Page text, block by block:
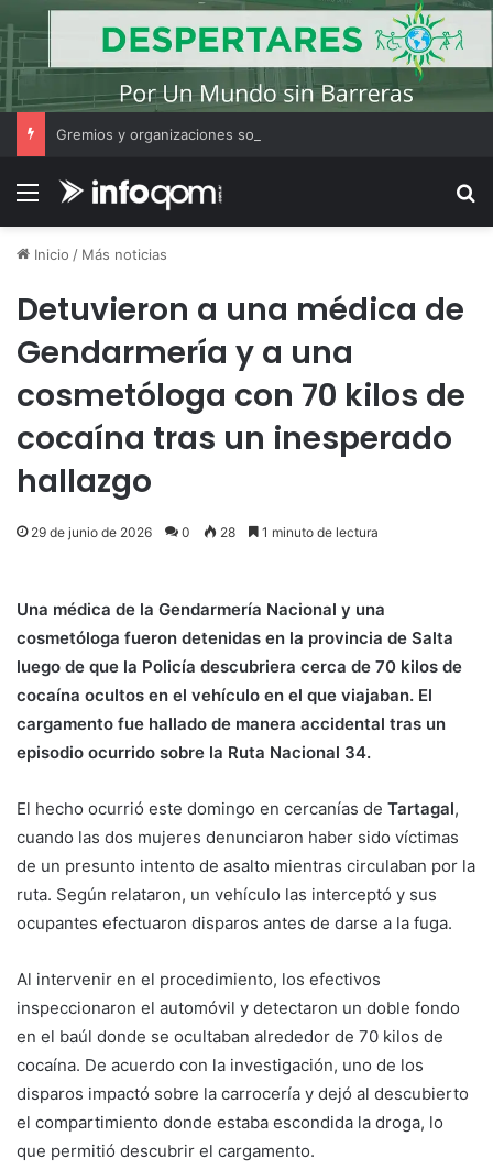
Menú
Inicio / Más noticias
Detuvieron a una médica de
Gendarmería y a una
cosmetóloga con 70 kilos de
cocaína tras un inesperado
hallazgo
29 de junio de 2026 0 28 1 minuto de lectura
Una médica de la Gendarmería Nacional y una
cosmetóloga fueron detenidas en la provincia de Salta
luego de que la Policía descubriera cerca de 70 kilos de
cocaína ocultos en el vehículo en el que viajaban. El
cargamento fue hallado de manera accidental tras un
episodio ocurrido sobre la Ruta Nacional 34.
El hecho ocurrió este domingo en cercanías de Tartagal,
cuando las dos mujeres denunciaron haber sido víctimas
de un presunto intento de asalto mientras circulaban por la
ruta. Según relataron, un vehículo las interceptó y sus
ocupantes efectuaron disparos antes de darse a la fuga.
Al intervenir en el procedimiento, los efectivos
inspeccionaron el automóvil y detectaron un doble fondo
en el baúl donde se ocultaban alrededor de 70 kilos de
cocaína. De acuerdo con la investigación, uno de los
disparos impactó sobre la carrocería y dejó al descubierto
el compartimiento donde estaba escondida la droga, lo
que permitió descubrir el cargamento.